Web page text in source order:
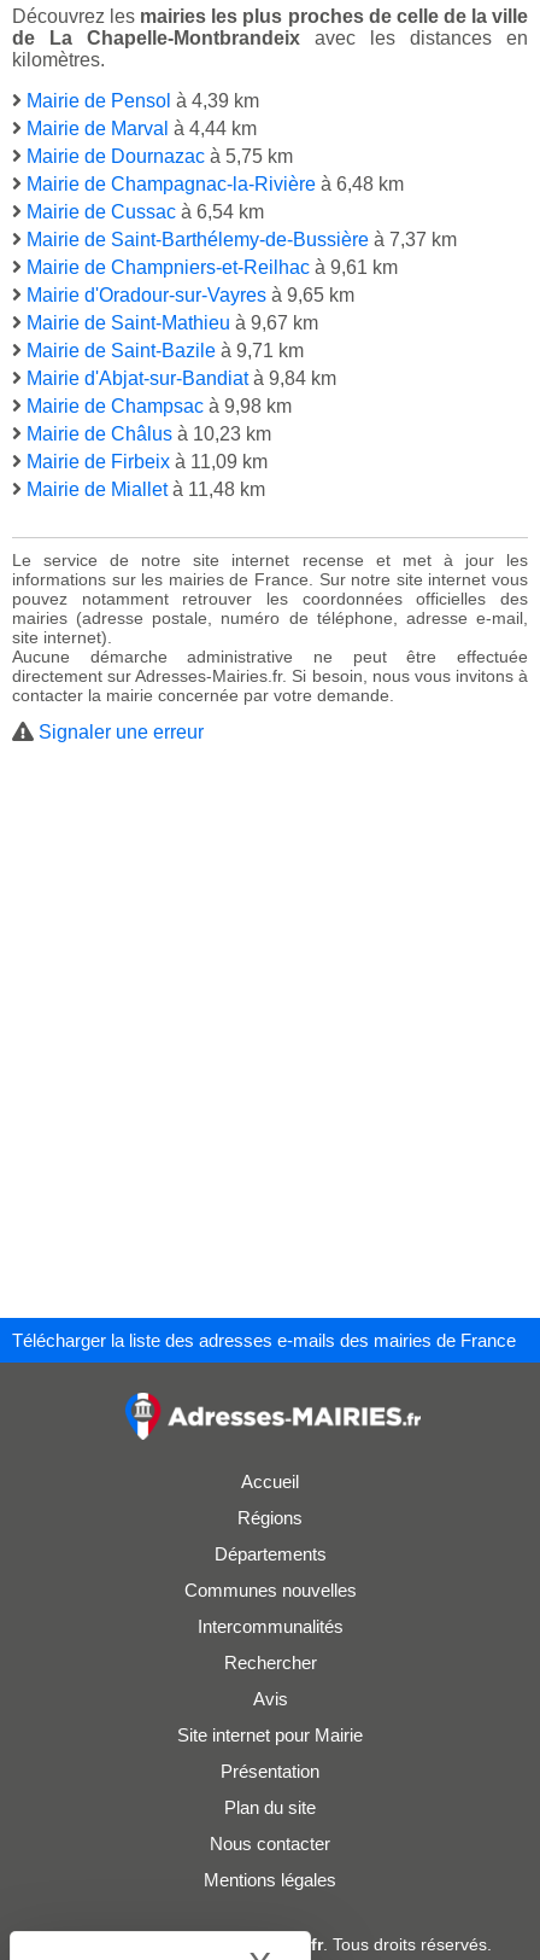
Découvrez les mairies les plus proches de celle de la ville
de La Chapelle-Montbrandeix avec les distances en
kilomètres.
Mairie de Pensol à 4,39 km
Mairie de Marval à 4,44 km
Mairie de Dournazac à 5,75 km
Mairie de Champagnac-la-Rivière à 6,48 km
Mairie de Cussac à 6,54 km
Mairie de Saint-Barthélemy-de-Bussière à 7,37 km
Mairie de Champniers-et-Reilhac à 9,61 km
Mairie d'Oradour-sur-Vayres à 9,65 km
Mairie de Saint-Mathieu à 9,67 km
Mairie de Saint-Bazile à 9,71 km
Mairie d'Abjat-sur-Bandiatà 9,84 km
Mairie de Champsac à 9,98 km
Mairie de Châlus à 10,23 km
Mairie de Firbeix à 11,09 km
Mairie de Mialletà 11,48 km
Le service de notre site internet recense et met à jour les
informations sur les mairies de France. Sur notre site internet vous
pouvez notamment retrouver les coordonnées officielles des
mairies (adresse postale, numéro de téléphone, adresse e-mail,
site internet).
Aucune démarche administrative ne peut être effectuée
directement sur Adresses-Mairies.fr. Si besoin, nous vous invitons à
contacter la mairie concernée par votre demande.
Signaler une erreur
Télécharger la liste des adresses e-mails des mairies de France
Accueil
Régions
Départements
Communes nouvelles
Intercommunalités
Rechercher
Avis
Site internet pour Mairie
Présentation
Plan du site
Nous contacter
Mentions légales
Adresses-Mairies.fr. Tous droits réservés.